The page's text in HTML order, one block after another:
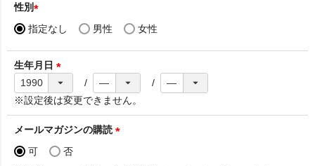
性別
(
須
)
指定なし 男性 女性
生年月日
(
必
須
)
※設定後は変更できません。
メールマガジンの購読
可
否